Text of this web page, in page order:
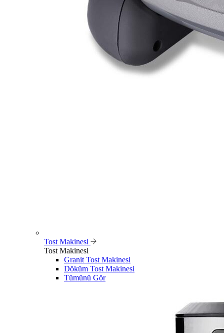
Tost Makinesi
Tost Makinesi
Granit Tost Makinesi
Döküm Tost Makinesi
Tümünü Gör